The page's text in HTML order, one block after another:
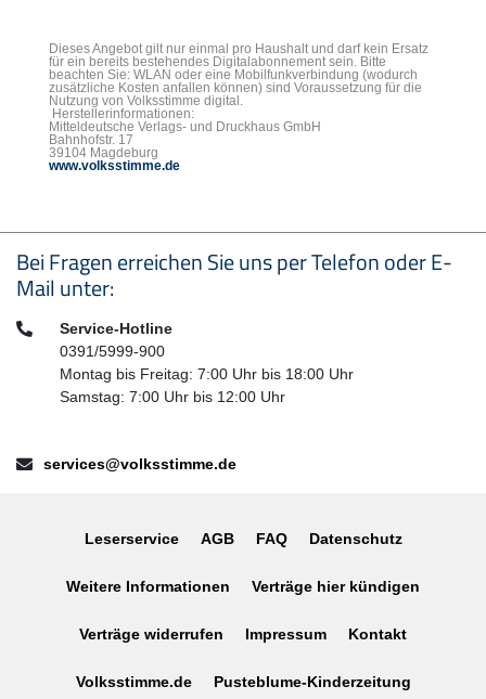
Dieses Angebot gilt nur einmal pro Haushalt und darf kein Ersatz
für ein bereits bestehendes Digitalabonnement sein. Bitte
beachten Sie: WLAN oder eine Mobilfunkverbindung (wodurch
zusätzliche Kosten anfallen können) sind Voraussetzung für die
Nutzung von Volksstimme digital.
Herstellerinformationen:
Mitteldeutsche Verlags- und Druckhaus GmbH
Bahnhofstr. 17
39104 Magdeburg
www.volksstimme.de
Seitenfußbereich
Bei Fragen erreichen Sie uns per Telefon oder E-
Mail unter:
Telefon:Service-Hotline
0391/5999-900
Montag bis Freitag: 7:00 Uhr bis 18:00 Uhr
Samstag: 7:00 Uhr bis 12:00 Uhr
E-Mail:services@volksstimme.de
Leserservice AGB FAQ Datenschutz
Weitere Informationen Verträge hier kündigen
Verträge widerrufen Impressum Kontakt
Volksstimme.de Pusteblume-Kinderzeitung